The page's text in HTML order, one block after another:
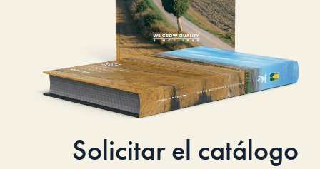
Solicitar el catálogo